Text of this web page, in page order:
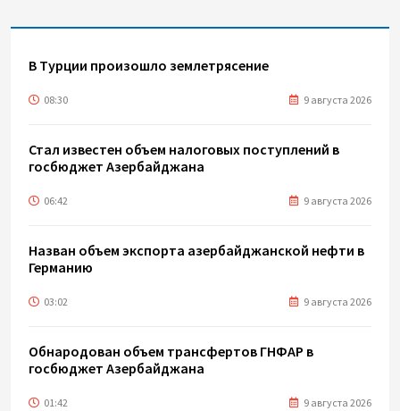
В Турции произошло землетрясение
08:30 9 августа 2026
Стал известен объем налоговых поступлений в
госбюджет Азербайджана
06:42 9 августа 2026
Назван объем экспорта азербайджанской нефти в
Германию
03:02 9 августа 2026
Обнародован объем трансфертов ГНФАР в
госбюджет Азербайджана
01:42 9 августа 2026